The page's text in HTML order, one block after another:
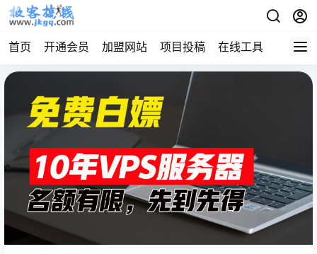
首页 开通会员 加盟网站 项目投稿 在线工具 地址发